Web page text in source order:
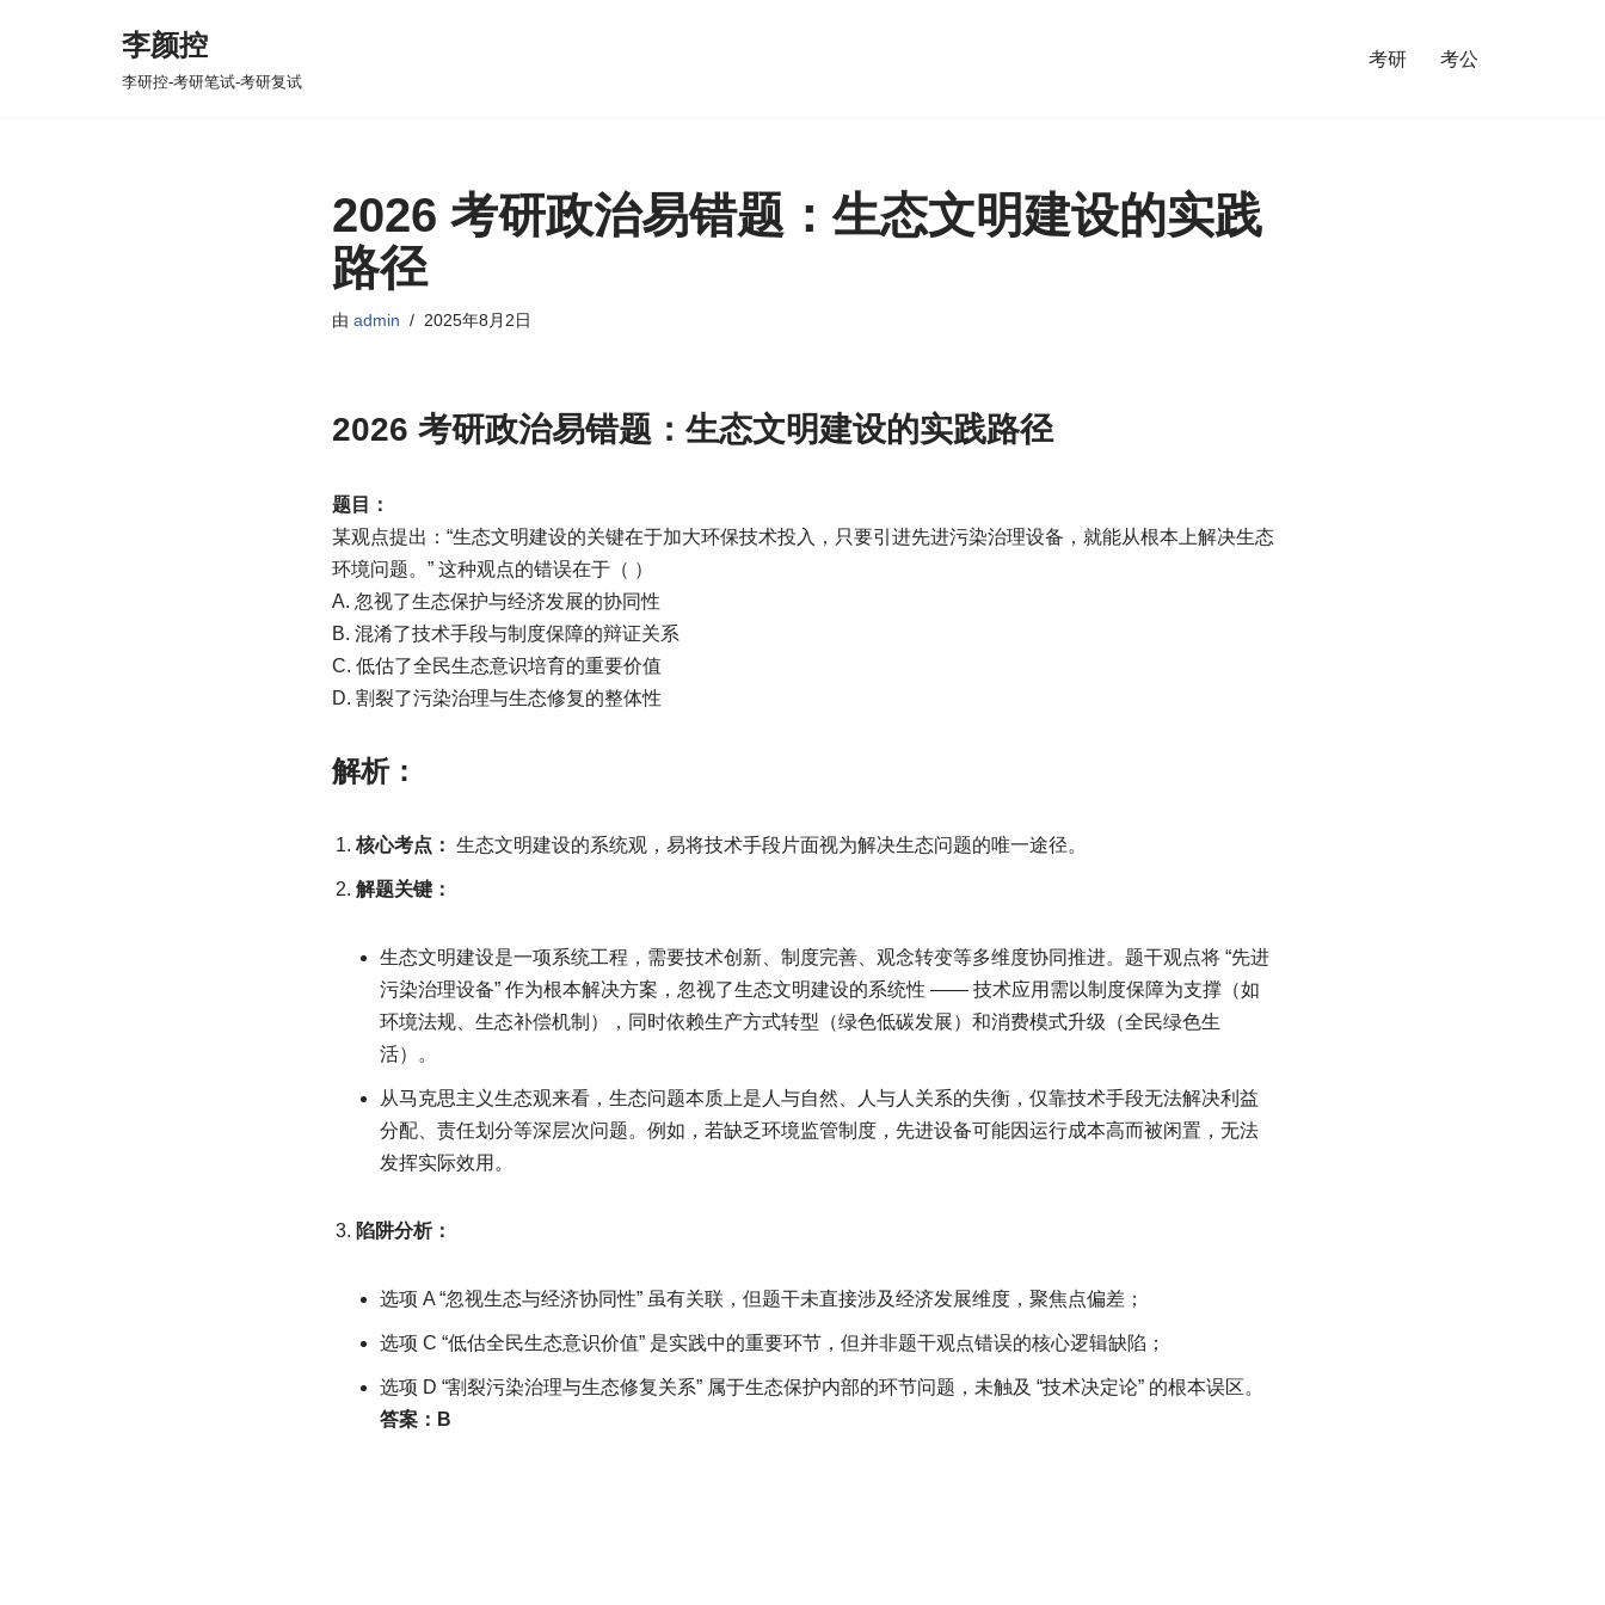
李颜控
李研控-考研笔试-考研复试
考研 考公
2026 考研政治易错题：生态文明建设的实践
路径
由 admin 2025年8月2日
2026 考研政治易错题：生态文明建设的实践路径
题目：
某观点提出：“生态文明建设的关键在于加大环保技术投入，只要引进先进污染治理设备，就能从根本上解决生态
环境问题。” 这种观点的错误在于（ ）
A. 忽视了生态保护与经济发展的协同性
B. 混淆了技术手段与制度保障的辩证关系
C. 低估了全民生态意识培育的重要价值
D. 割裂了污染治理与生态修复的整体性
解析：
核心考点： 生态文明建设的系统观，易将技术手段片面视为解决生态问题的唯一途径。
解题关键：
生态文明建设是一项系统工程，需要技术创新、制度完善、观念转变等多维度协同推进。题干观点将 “先进
污染治理设备” 作为根本解决方案，忽视了生态文明建设的系统性 —— 技术应用需以制度保障为支撑（如
环境法规、生态补偿机制），同时依赖生产方式转型（绿色低碳发展）和消费模式升级（全民绿色生
活）。
从马克思主义生态观来看，生态问题本质上是人与自然、人与人关系的失衡，仅靠技术手段无法解决利益
分配、责任划分等深层次问题。例如，若缺乏环境监管制度，先进设备可能因运行成本高而被闲置，无法
发挥实际效用。
陷阱分析：
选项 A “忽视生态与经济协同性” 虽有关联，但题干未直接涉及经济发展维度，聚焦点偏差；
选项 C “低估全民生态意识价值” 是实践中的重要环节，但并非题干观点错误的核心逻辑缺陷；
选项 D “割裂污染治理与生态修复关系” 属于生态保护内部的环节问题，未触及 “技术决定论” 的根本误区。
答案：B